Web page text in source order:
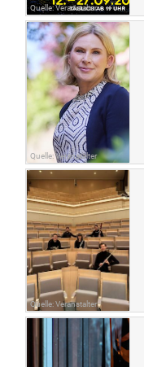
Quelle: Veranstalter
Quelle: Veranstalter
Quelle: Veranstalter